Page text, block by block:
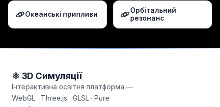
Океанські припливи
Орбітальний
резонанс
⚛ 3D Симуляції
Інтерактивна освітня платформа —
WebGL · Three.js · GLSL · Pure